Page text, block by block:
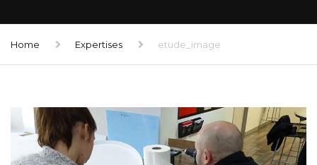
Home Expertises etude_image